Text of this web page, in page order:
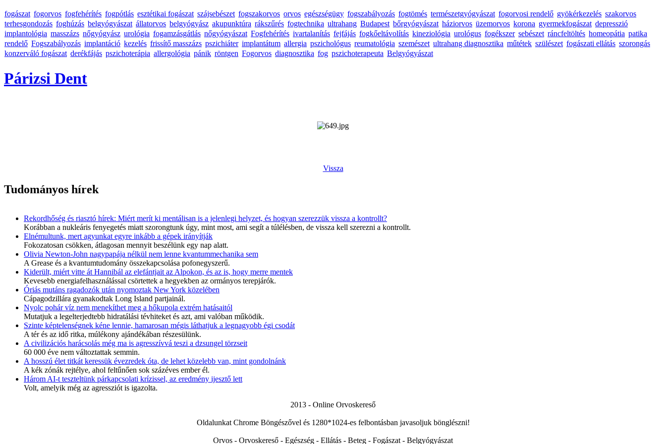
fogászat fogorvos fogfehérítés fogpótlás esztétikai fogászat szájsebészet fogszakorvos orvos egészségügy fogszabályozás fogtömés természetgyógyászat fogorvosi rendelő gyökérkezelés szakorvos
terhesgondozás foghúzás belgyógyászat állatorvos belgyógyász akupunktúra rákszűrés fogtechnika ultrahang Budapest bőrgyógyászat háziorvos üzemorvos korona gyermekfogászat depresszió
implantológia masszázs nőgyógyász urológia fogamzásgátlás nőgyógyászat Fogfehérítés ivartalanítás fejfájás fogkőeltávolítás kineziológia urológus fogékszer sebészet ráncfeltöltés homeopátia patika
rendelő Fogszabályozás implantáció kezelés frissítő masszázs pszichiáter implantátum allergia pszichológus reumatológia szemészet ultrahang diagnosztika műtétek szülészet fogászati ellátás szorongás
konzerváló fogászat derékfájás pszichoterápia allergológia pánik röntgen Fogorvos diagnosztika fog pszichoterapeuta Belgyógyászat
Párizsi Dent
Vissza
Tudományos hírek
Rekordhőség és riasztó hírek: Miért merít ki mentálisan is a jelenlegi helyzet, és hogyan szerezzük vissza a kontrollt?
Korábban a nukleáris fenyegetés miatt szorongtunk úgy, mint most, ami segít a túlélésben, de vissza kell szerezni a kontrollt.
Elnémultunk, mert agyunkat egyre inkább a gépek irányítják
Fokozatosan csökken, átlagosan mennyit beszélünk egy nap alatt.
Olivia Newton-John nagypapája nélkül nem lenne kvantummechanika sem
A Grease és a kvantumtudomány összekapcsolása pofonegyszerű.
Kiderült, miért vitte át Hannibál az elefántjait az Alpokon, és az is, hogy merre mentek
Kevesebb energiafelhasználással csörtettek a hegyekben az ormányos terepjárók.
Óriás mutáns ragadozók után nyomoztak New York közelében
Cápagodzillára gyanakodtak Long Island partjainál.
Nyolc pohár víz nem menekíthet meg a hőkupola extrém hatásaitól
Mutatjuk a legelterjedtebb hidratálási tévhiteket és azt, ami valóban működik.
Szinte képtelenségnek kéne lennie, hamarosan mégis láthatjuk a legnagyobb égi csodát
A tér és az idő ritka, múlékony ajándékában részesülünk.
A civilizációs harácsolás még ma is agresszívvá teszi a dzsungel törzseit
60 000 éve nem változtattak semmin.
A hosszú élet titkát keressük évezredek óta, de lehet közelebb van, mint gondolnánk
A kék zónák rejtélye, ahol feltűnően sok százéves ember él.
Három AI-t teszteltünk párkapcsolati krízissel, az eredmény ijesztő lett
Volt, amelyik még az agressziót is igazolta.
2013 - Online Orvoskereső
Oldalunkat Chrome Böngészővel és 1280*1024-es felbontásban javasoljuk bönglészni!
Orvos - Orvoskereső - Egészség - Ellátás - Beteg - Fogászat - Belgyógyászat